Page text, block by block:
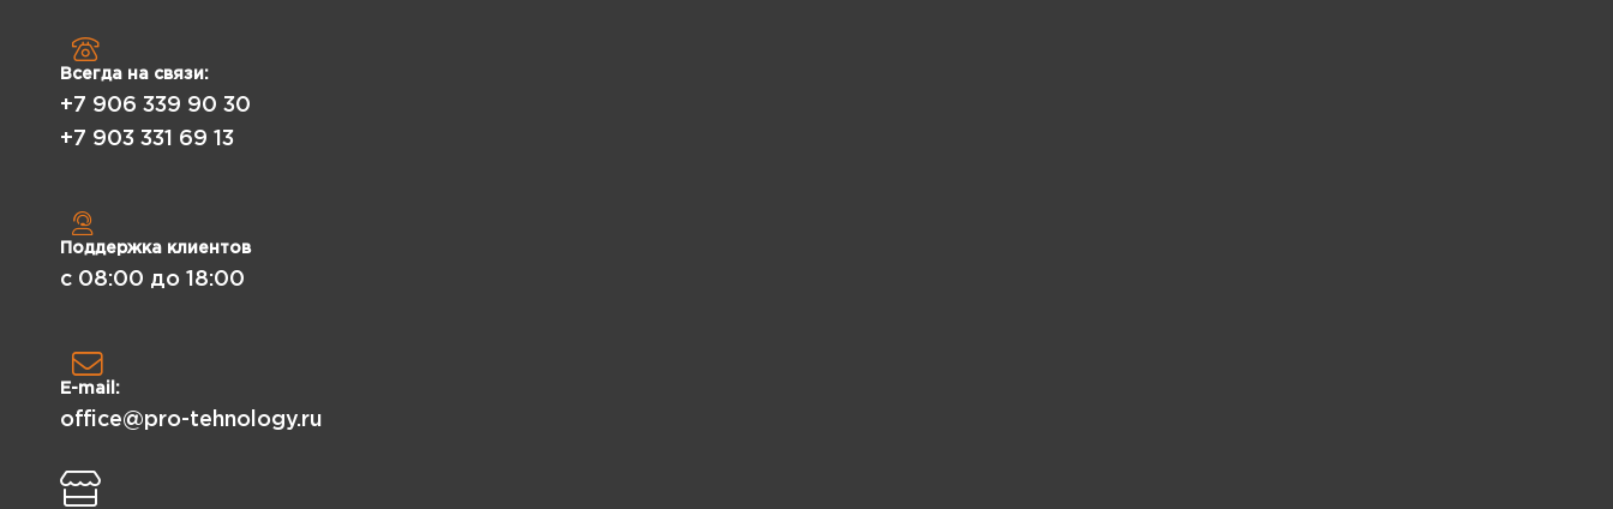
Всегда на связи:
+7 906 339 90 30
+7 903 331 69 13
Поддержка клиентов
с 08:00 до 18:00
E-mail:
office@pro-tehnology.ru